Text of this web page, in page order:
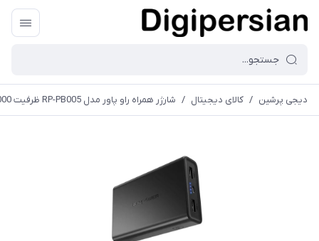
دیجی پرشین / کالای دیجیتال / شارژر همراه راو پاور مدل RP-PB005 ظرفیت 10000میلی آمپر ساعت